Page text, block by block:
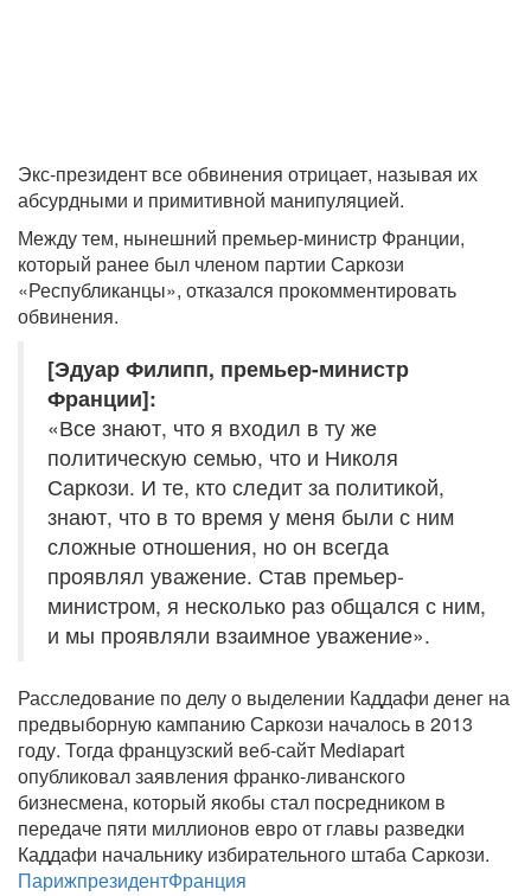
Экс-президент все обвинения отрицает, называя их
абсурдными и примитивной манипуляцией.
Между тем, нынешний премьер-министр Франции,
который ранее был членом партии Саркози
«Республиканцы», отказался прокомментировать
обвинения.
[Эдуар Филипп, премьер-министр
Франции]:
«Все знают, что я входил в ту же
политическую семью, что и Николя
Саркози. И те, кто следит за политикой,
знают, что в то время у меня были с ним
сложные отношения, но он всегда
проявлял уважение. Став премьер-
министром, я несколько раз общался с ним,
и мы проявляли взаимное уважение».
Расследование по делу о выделении Каддафи денег на
предвыборную кампанию Саркози началось в 2013
году. Тогда французский веб-сайт Mediapart
опубликовал заявления франко-ливанского
бизнесмена, который якобы стал посредником в
передаче пяти миллионов евро от главы разведки
Каддафи начальнику избирательного штаба Саркози.
ПарижпрезидентФранция